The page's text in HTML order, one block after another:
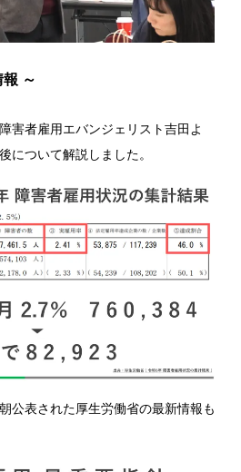
～
者雇用エバンジェリスト吉田よ
について解説しました。
公表された厚生労働省の最新情報も